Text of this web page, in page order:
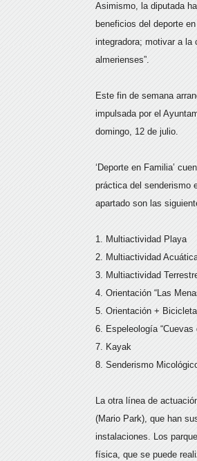
Asimismo, la diputada
beneficios del deporte
integradora; motivar a la
almerienses”.
Este fin de semana
impulsada por el
domingo, 12 de julio.
‘Deporte en Familia’
práctica del senderismo
apartado son las
1. Multiactividad Playa
2. Multiactividad
3. Multiactividad
4. Orientación “Las
5. Orientación + Bicicleta
6. Espeleología “Cuevas
7. Kayak
8. Senderismo
La otra línea de
(Mario Park), que han
instalaciones. Los
física, que se puede